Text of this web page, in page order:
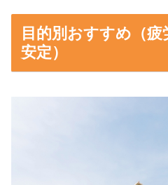
目的別おすすめ（
安定）